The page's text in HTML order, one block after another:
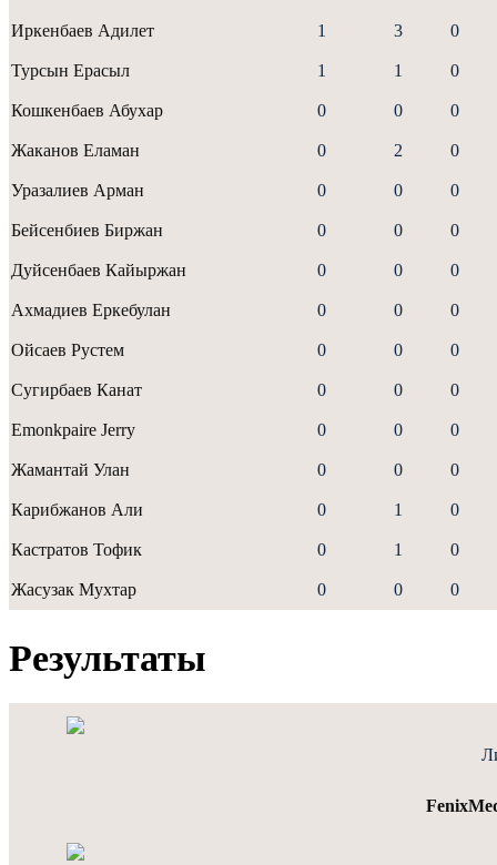
Иркенбаев Адилет 1 3 0
Турсын Ерасыл 1 1 0
Кошкенбаев Абухар 0 0 0
Жаканов Еламан 0 2 0
Уразалиев Арман 0 0 0
Бейсенбиев Биржан 0 0 0
Дуйсенбаев Кайыржан 0 0 0
Ахмадиев Еркебулан 0 0 0
Ойсаев Рустем 0 0 0
Сугирбаев Канат 0 0 0
Emonkpaire Jerry 0 0 0
Жамантай Улан 0 0 0
Карибжанов Али 0 1 0
Кастратов Тофик 0 1 0
Жасузак Мухтар 0 0 0
Результаты